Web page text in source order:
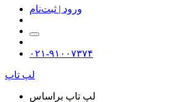
ورود | ثبت‌نام
۰۲۱-۹۱۰۰۷۳۷۴
لپ تاپ
لپ تاپ براساس